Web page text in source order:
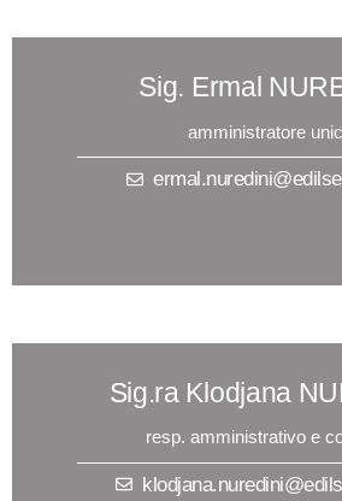
Sig. Ermal
amministratore
Sig.ra Klodjana
resp. amministrativo e